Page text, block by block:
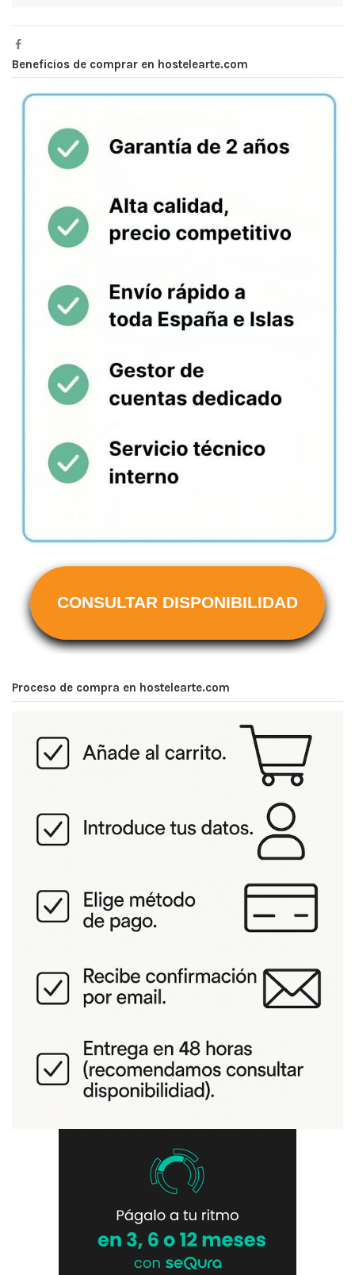
Beneficios de comprar en hostelearte.com
CONSULTAR DISPONIBILIDAD
Proceso de compra en hostelearte.com